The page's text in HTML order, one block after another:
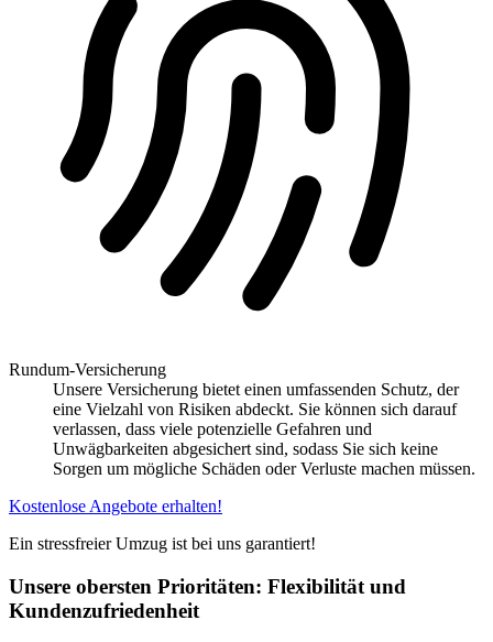
Rundum-Versicherung
Unsere Versicherung bietet einen umfassenden Schutz, der
eine Vielzahl von Risiken abdeckt. Sie können sich darauf
verlassen, dass viele potenzielle Gefahren und
Unwägbarkeiten abgesichert sind, sodass Sie sich keine
Sorgen um mögliche Schäden oder Verluste machen müssen.
Kostenlose Angebote erhalten!
Ein stressfreier Umzug ist bei uns garantiert!
Unsere obersten Prioritäten: Flexibilität und
Kundenzufriedenheit